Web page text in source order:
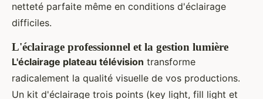
netteté parfaite même en conditions d'éclairage
difficiles.
L'éclairage professionnel et la gestion lumière
L'éclairage plateau télévision transforme
radicalement la qualité visuelle de vos productions.
Un kit d'éclairage trois points (key light, fill light et